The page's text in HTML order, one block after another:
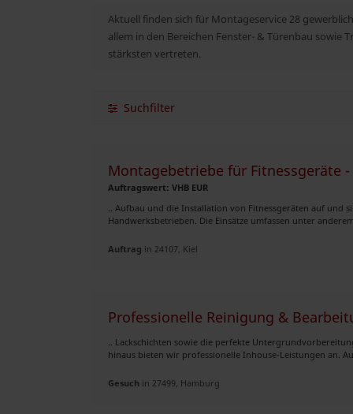
Aktuell finden sich für Montageservice 28
allem in den Bereichen Fenster- & Türenbau sowie
stärksten vertreten.
Suchfilter
Montagebetriebe für Fitnessgeräte -
Auftragswert: VHB EUR
.. Aufbau und die Installation von Fitnessgeräten auf und
Handwerksbetrieben. Die Einsätze umfassen unter
Auftrag in 24107, Kiel
Professionelle Reinigung &
.. Lackschichten sowie die perfekte
hinaus bieten wir professionelle Inhouse-Leistungen an.
Gesuch in 27499, Hamburg